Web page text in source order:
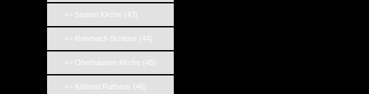
=> Stetten Kirche (43)
=> Rohrbach Schloss (44)
=> Oberhausen Kirche (45)
=> Käfertal Rathaus (46)